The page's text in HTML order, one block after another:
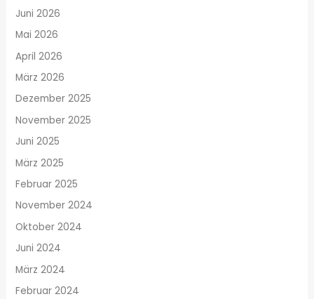
Juni 2026
Mai 2026
April 2026
März 2026
Dezember 2025
November 2025
Juni 2025
März 2025
Februar 2025
November 2024
Oktober 2024
Juni 2024
März 2024
Februar 2024